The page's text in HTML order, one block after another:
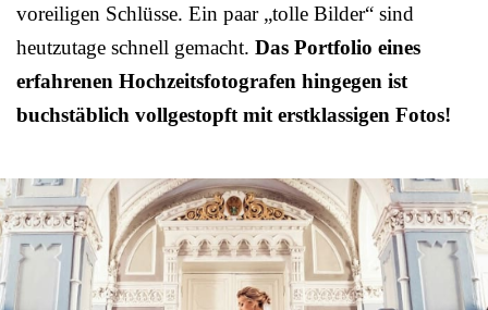
voreiligen Schlüsse. Ein paar „tolle Bilder“ sind
heutzutage schnell gemacht. Das Portfolio eines
erfahrenen Hochzeitsfotografen hingegen ist
buchstäblich vollgestopft mit erstklassigen Fotos!